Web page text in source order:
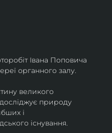
Івана Поповича
органного залу.
великого
природу
і
існування.